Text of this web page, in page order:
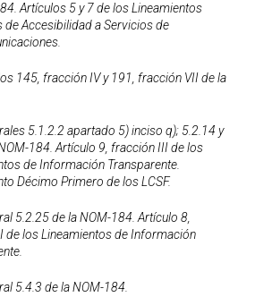
Artículos 5 y 7 de los Lineamientos
de Accesibilidad a Servicios de
145, fracción IV y 191, fracción VII de la
5.1.2.2 apartado 5) inciso q); 5.2.14 y
184. Artículo 9, fracción III de los
de Información Transparente.
Décimo Primero de los LCSF.
5.2.25 de la NOM-184. Artículo 8,
de los Lineamientos de Información
5.4.3 de la NOM-184.